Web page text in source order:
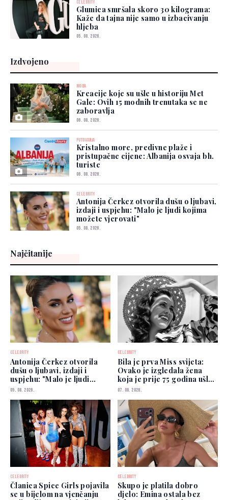
CELEBRITY
Glumica smršala skoro 30 kilograma:
Kaže da tajna nije samo u izbacivanju
hljeba
05. 08. 2026.
Izdvojeno
MODA
Kreacije koje su ušle u historiju Met
Gale: Ovih 15 modnih trenutaka se ne
zaboravlja
06. 08. 2026.
PUTOVANJA
Kristalno more, predivne plaže i
pristupačne cijene: Albanija osvaja bh.
turiste
06. 08. 2026.
CELEBRITY
Antonija Čerkez otvorila dušu o ljubavi,
izdaji i uspjehu: "Malo je ljudi kojima
možete vjerovati"
05. 08. 2026.
Najčitanije
CELEBRITY
Antonija Čerkez otvorila
dušu o ljubavi, izdaji i
uspjehu: "Malo je ljudi
kojima možete vjerovati"
05. 08. 2026.
CELEBRITY
Bila je prva Miss svijeta:
Ovako je izgledala žena
koja je prije 75 godina ušla
u historiju
07. 08. 2026.
CELEBRITY
Članica Spice Girls pojavila
se u bijelom na vjenčanju
CELEBRITY
Skupo je platila dobro
djelo: Emina ostala bez